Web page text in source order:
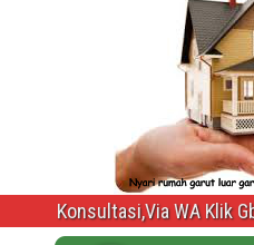
Konsultasi,Via WA Klik